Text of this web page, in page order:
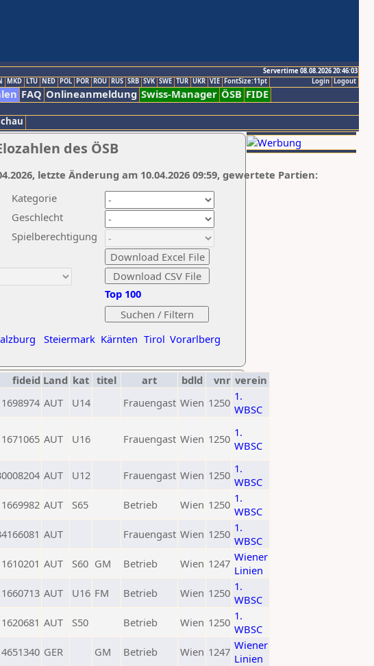
Servertime 08.08.2026 20:46:03
Logout
Login
MKD LTU NED POL POR ROU RUS SRB SVK SWE TUR UKR VIE FontSize:11pt
FAQ Onlineanmeldung Swiss-Manager ÖSB FIDE
des ÖSB
Kategorie
Geschlecht
Spielberechtigung
Steiermark Kärnten Tirol Vorarlberg
Top 100
letzte Änderung am 10.04.2026 09:59, gewertete Partien:
fideid Land kat titel art bdld vnr verein
1698974 AUT U14 Frauengast Wien 1250 1.
WBSC
1671065 AUT U16 Frauengast Wien 1250 1.
WBSC
AUT U12 Frauengast Wien 1250 1.
WBSC
1669982 AUT S65 Betrieb Wien 1250 1.
WBSC
AUT Frauengast Wien 1250 1.
WBSC
1610201 AUT S60 GM Betrieb Wien 1247 Wiener
Linien
1660713 AUT U16 FM Betrieb Wien 1250 1.
WBSC
1620681 AUT S50 Betrieb Wien 1250 1.
WBSC
4651340 GER GM Betrieb Wien 1247 Wiener
Linien